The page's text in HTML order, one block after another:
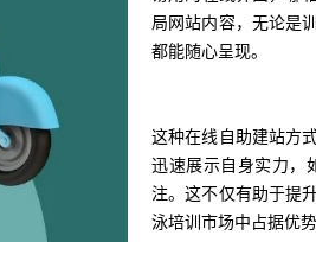
局网站内容，无论是
都能随心呈现。
这种在线自助建站方
迅速展示自身实力，
注。这不仅有助于提
泳培训市场中占据优势